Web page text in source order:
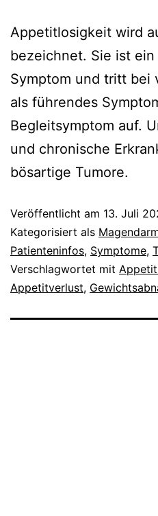
Appetitlosigkeit wird
bezeichnet. Sie ist
Symptom und tritt bei
als führendes
Begleitsymptom auf.
und chronische
bösartige Tumore.
Veröffentlicht am 13. Juli
Kategorisiert als
Patienteninfos, Symptome,
Verschlagwortet mit
Appetitverlust,